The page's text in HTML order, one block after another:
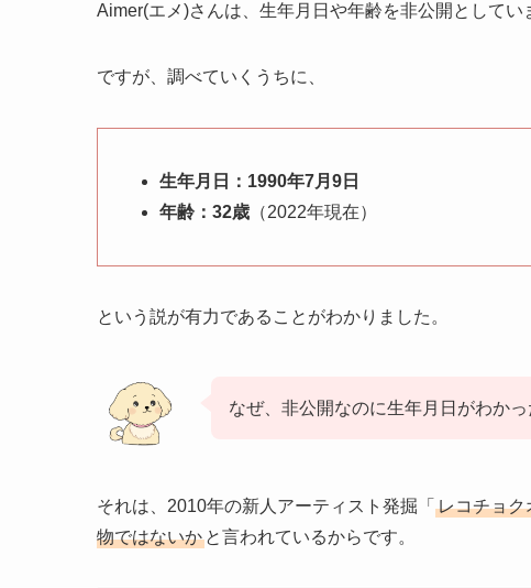
Aimer(エメ)さんは、生年月日や年齢を非公開としてい
ですが、調べていくうちに、
生年月日：1990年7月9日
年齢：32歳 （2022年現在）
という説が有力であることがわかりました。
なぜ、非公開なのに生年月日がわかっ
それは、2010年の新人アーティスト発掘「 レコチョク
物ではないか と言われているからです。